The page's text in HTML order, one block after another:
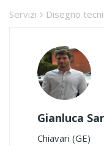
Servizi Disegno
Gianluca
Chiavari (GE)